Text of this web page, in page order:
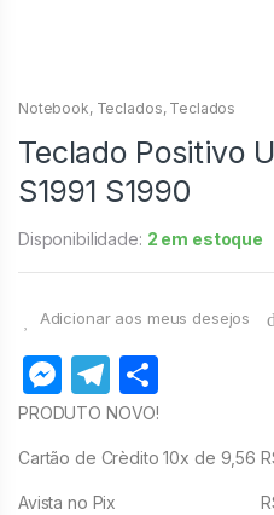
Notebook, Teclados, Teclados
Teclado Positivo
S1991 S1990
Disponibilidade: 2 em estoque
Adicionar aos meus desejos
M
e
s
s
T
el
e
gr
ar
PRODUTO NOVO!
Cartão de Crèdito 10x de 9,56
Avista no Pix R$